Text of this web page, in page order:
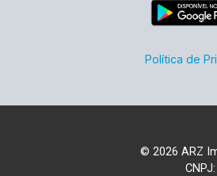
Política de
© 2026 ARZ